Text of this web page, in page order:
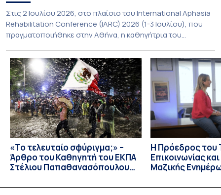
Στις 2 Ιουλίου 2026, στο πλαίσιο του International Aphasia
Rehabilitation Conference (IARC) 2026 (1-3 Ιουλίου), που
πραγματοποιήθηκε στην Αθήνα, η καθηγήτρια του
Πανεπιστημίου Αθηνών, Σπυριδούλα Βαρλοκώστα,
παρουσίασε το LexiGram, ένα καινοτόμο, σταθμισμένο
εργαλείο αξιολόγησης των λεξικών και γραμματικών
διαταραχών σε ελληνόφωνους ασθενείς με αφασία. Η
αφασία είναι επίκτητη γλωσσική […]
«Το τελευταίο σφύριγμα;» –
Άρθρο του Καθηγητή του ΕΚΠΑ
Στέλιου Παπαθανασόπουλου
Η Πρόεδρος του
Επικοινωνίας
Μαζικής
Καθηγήτρια